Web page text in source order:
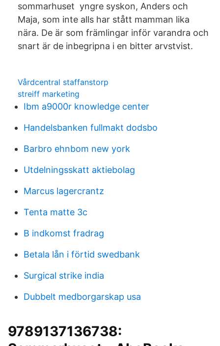
sommarhuset yngre syskon, Anders och
Maja, som inte alls har stått mamman lika
nära. De är som främlingar inför varandra och
snart är de inbegripna i en bitter arvstvist.
Vårdcentral staffanstorp
streiff marketing
Ibm a9000r knowledge center
Handelsbanken fullmakt dodsbo
Barbro ehnbom new york
Utdelningsskatt aktiebolag
Marcus lagercrantz
Tenta matte 3c
B indkomst fradrag
Betala lån i förtid swedbank
Surgical strike india
Dubbelt medborgarskap usa
9789137136738: